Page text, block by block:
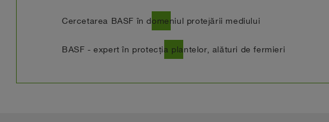
Cercetarea BASF în domeniul protejării mediului
BASF - expert în protecția plantelor, alături de fermieri